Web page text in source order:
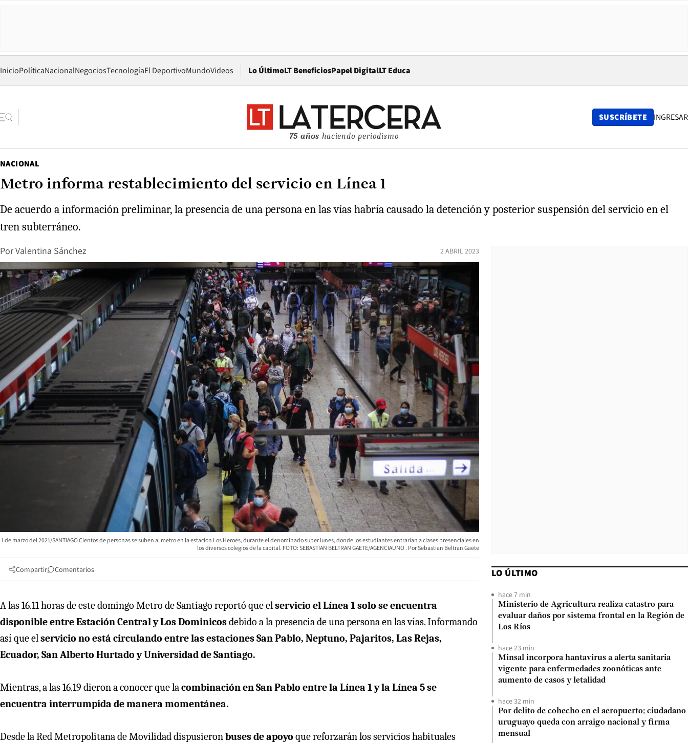
InicioPolíticaNacionalNegociosTecnologíaEl DeportivoMundoVideos Lo ÚltimoLT BeneficiosPapel DigitalOpens in new window
LT Educa
75 años haciendo periodismo
SUSCRÍBETE INGRESAR
NACIONAL
Metro informa restablecimiento del servicio en Línea 1
De acuerdo a información preliminar, la presencia de una persona en las vías habría causado la detención y posterior suspensión del servicio en el
tren subterráneo.
PorValentina Sánchez 2 ABRIL 2023
1 de marzo del 2021/SANTIAGO Cientos de personas se suben al metro en la estacion Los Heroes, durante el denominado super lunes, donde los estudiantes entrarían a clases presenciales en
los diversos colegios de la capital. FOTO: SEBASTIAN BELTRAN GAETE/AGENCIAUNO
Sebastian Beltran Gaete
Compartir Comentarios
A las 16.11 horas de este domingo Metro de Santiago reportó que elservicio el Línea 1 solo se encuentra
disponible entre Estación Central y Los Dominicosdebido a la presencia de una persona en las vías. Informando
así que elservicio no está circulando entre las estaciones San Pablo, Neptuno, Pajaritos, Las Rejas,
Ecuador, San Alberto Hurtado y Universidad de Santiago.
Mientras, a las 16.19 dieron a conocer que lacombinación en San Pablo entre la Línea 1 y la Línea 5 se
encuentra interrumpida de manera momentánea.
Desde la Red Metropolitana de Movilidad dispusieronbuses de apoyo que reforzarán los servicios habituales
LO ÚLTIMO
hace 7 min
Ministerio de Agricultura realiza catastro para
evaluar daños por sistema frontal en la Región de
Los Ríos
hace 23 min
Minsal incorpora hantavirus a alerta sanitaria
vigente para enfermedades zoonóticas ante
aumento de casos y letalidad
hace 32 min
Por delito de cohecho en el aeropuerto: ciudadano
uruguayo queda con arraigo nacional y firma
mensual